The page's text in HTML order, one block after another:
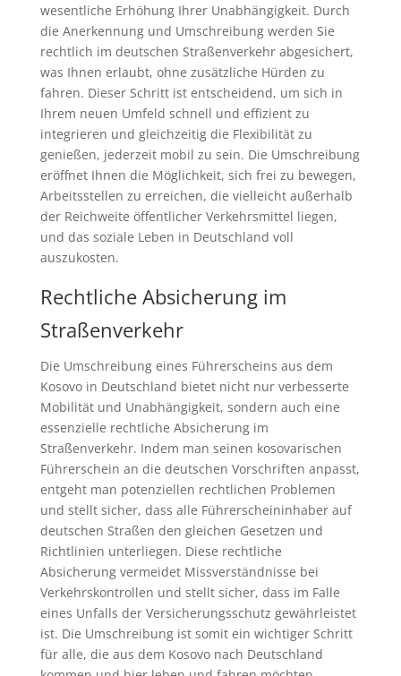
wesentliche Erhöhung Ihrer Unabhängigkeit. Durch
die Anerkennung und Umschreibung werden Sie
rechtlich im deutschen Straßenverkehr abgesichert,
was Ihnen erlaubt, ohne zusätzliche Hürden zu
fahren. Dieser Schritt ist entscheidend, um sich in
Ihrem neuen Umfeld schnell und effizient zu
integrieren und gleichzeitig die Flexibilität zu
genießen, jederzeit mobil zu sein. Die Umschreibung
eröffnet Ihnen die Möglichkeit, sich frei zu bewegen,
Arbeitsstellen zu erreichen, die vielleicht außerhalb
der Reichweite öffentlicher Verkehrsmittel liegen,
und das soziale Leben in Deutschland voll
auszukosten.
Rechtliche Absicherung im
Straßenverkehr
Die Umschreibung eines Führerscheins aus dem
Kosovo in Deutschland bietet nicht nur verbesserte
Mobilität und Unabhängigkeit, sondern auch eine
essenzielle rechtliche Absicherung im
Straßenverkehr. Indem man seinen kosovarischen
Führerschein an die deutschen Vorschriften anpasst,
entgeht man potenziellen rechtlichen Problemen
und stellt sicher, dass alle Führerscheininhaber auf
deutschen Straßen den gleichen Gesetzen und
Richtlinien unterliegen. Diese rechtliche
Absicherung vermeidet Missverständnisse bei
Verkehrskontrollen und stellt sicher, dass im Falle
eines Unfalls der Versicherungsschutz gewährleistet
ist. Die Umschreibung ist somit ein wichtiger Schritt
für alle, die aus dem Kosovo nach Deutschland